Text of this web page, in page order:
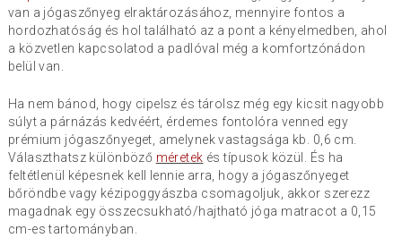
van a jógaszőnyeg elraktározásához, mennyire fontos a
hordozhatóság és hol található az a pont a kényelmedben, ahol
a közvetlen kapcsolatod a padlóval még a komfortzónádon
belül van.
Ha nem bánod, hogy cipelsz és tárolsz még egy kicsit nagyobb
súlyt a párnázás kedvéért, érdemes fontolóra venned egy
prémium jógaszőnyeget, amelynek vastagsága kb. 0,6 cm.
Választhatsz különböző méretek és típusok közül. És ha
feltétlenül képesnek kell lennie arra, hogy a jógaszőnyeget
bőröndbe vagy kézipoggyászba csomagoljuk, akkor szerezz
magadnak egy összecsukható/hajtható jóga matracot a 0,15
cm-es tartományban.